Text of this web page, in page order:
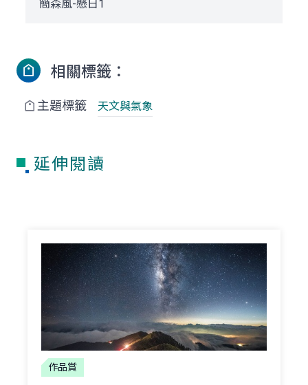
簡森風-懸日1
相關標籤：
主題標籤 天文與氣象
延伸閱讀
作品賞